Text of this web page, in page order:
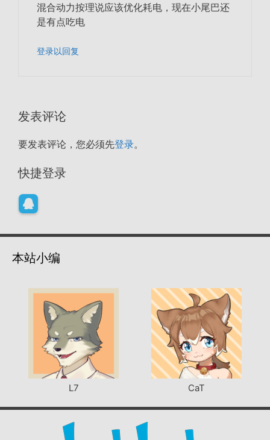
混合动力按理说应该优化耗电，现在小尾巴还
是有点吃电
登录以回复
发表评论
要发表评论，您必须先登录。
快捷登录
本站小编
L7 CaT